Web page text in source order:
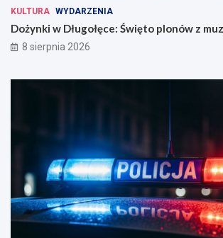
KULTURA WYDARZENIA
Dożynki w Długołęce: Święto plonów z
8 sierpnia 2026